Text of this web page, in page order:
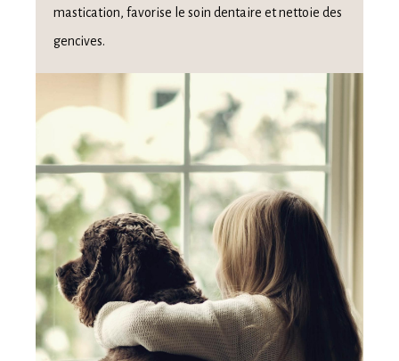
mastication, favorise le soin dentaire et nettoie des
gencives.